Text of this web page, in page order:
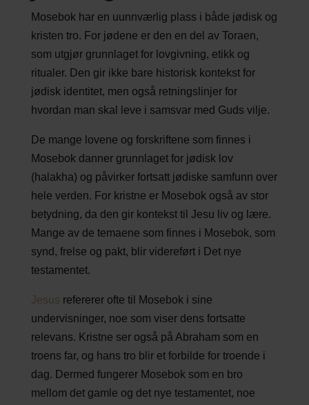
Mosebok har en uunnværlig plass i både jødisk og
kristen tro. For jødene er den en del av Toraen,
som utgjør grunnlaget for lovgivning, etikk og
ritualer. Den gir ikke bare historisk kontekst for
jødisk identitet, men også retningslinjer for
hvordan man skal leve i samsvar med Guds vilje.
De mange lovene og forskriftene som finnes i
Mosebok danner grunnlaget for jødisk lov
(halakha) og påvirker fortsatt jødiske samfunn over
hele verden. For kristne er Mosebok også av stor
betydning, da den gir kontekst til Jesu liv og lære.
Mange av de temaene som finnes i Mosebok, som
synd, frelse og pakt, blir videreført i Det nye
testamentet.
Jesus refererer ofte til Mosebok i sine
undervisninger, noe som viser dens fortsatte
relevans. Kristne ser også på Abraham som en
troens far, og hans tro blir et forbilde for troende i
dag. Dermed fungerer Mosebok som en bro
mellom det gamle og det nye testamentet, noe